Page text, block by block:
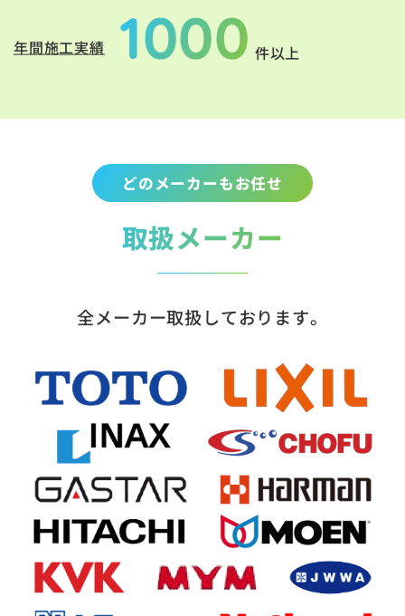
年間施工実績 1000 件以上
どのメーカーもお任せ
取扱メーカー
全メーカー取扱しております。